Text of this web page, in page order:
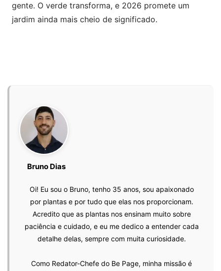
gente. O verde transforma, e 2026 promete um
jardim ainda mais cheio de significado.
Bruno Dias
Oi! Eu sou o Bruno, tenho 35 anos, sou apaixonado
por plantas e por tudo que elas nos proporcionam.
Acredito que as plantas nos ensinam muito sobre
paciência e cuidado, e eu me dedico a entender cada
detalhe delas, sempre com muita curiosidade.
Como Redator-Chefe do Be Page, minha missão é